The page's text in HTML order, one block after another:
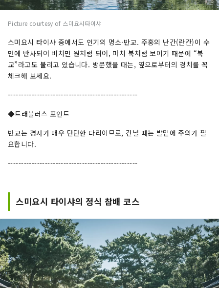
Picture courtesy of 스미요시타이샤
스미요시 타이샤 중에서도 인기의 명소·반교. 주홍의 난간(란칸)이 수
면에 반사되어 비치면 원처럼 되어, 마치 북처럼 보이기 때문에 “북
교”라고도 불리고 있습니다. 방문했을 때는, 옆으로부터의 경치를 꼭
체크해 보세요.
-------------------------------------------------
◆트래블러스 포인트
반교는 경사가 매우 단단한 다리이므로, 건널 때는 발밑에 주의가 필
요합니다.
-------------------------------------------------
스미요시 타이샤의 정식 참배 코스